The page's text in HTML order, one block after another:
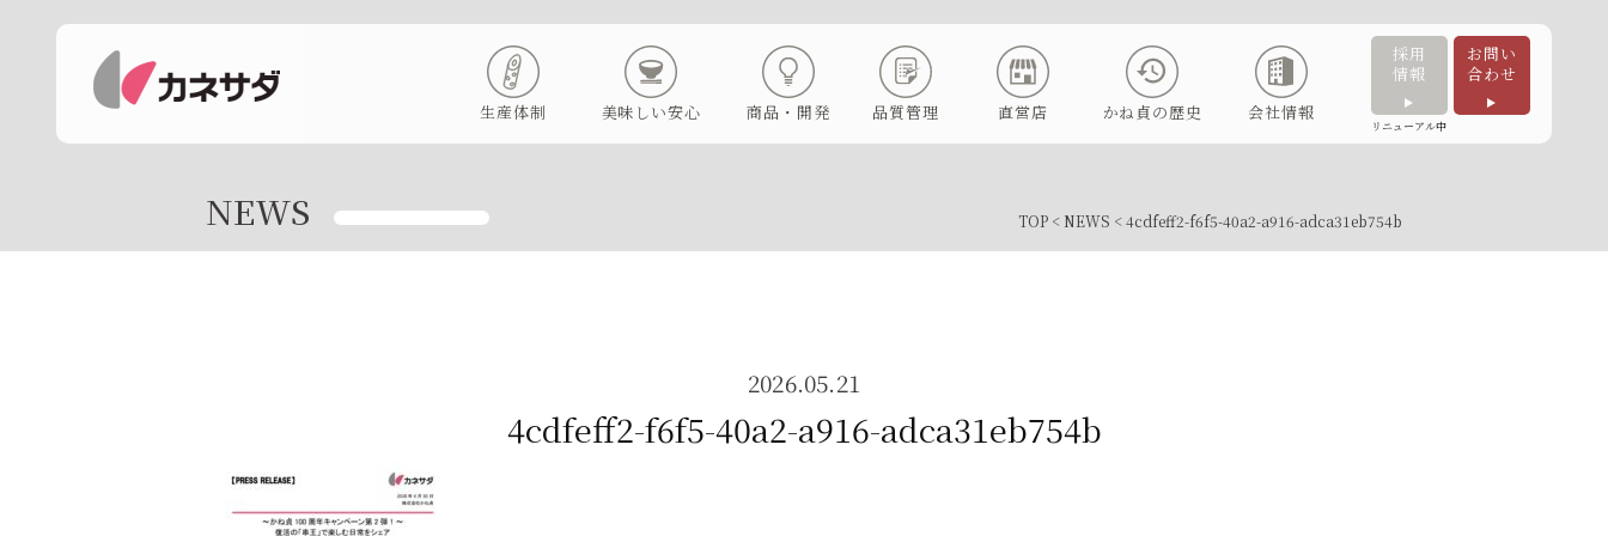
生産体制 美味しい安心 商品・開発 品質管理 直営店 かね貞の歴史 会社情報
採用
情報
リニューアル中
お問い
合わせ
NEWS TOP < NEWS < 4cdfeff2-f6f5-40a2-a916-adca31eb754b
2026.05.21
4cdfeff2-f6f5-40a2-a916-adca31eb754b